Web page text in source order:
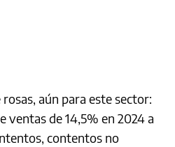
aún para este sector:
ventas de 14,5% en 2024 a
contentos no